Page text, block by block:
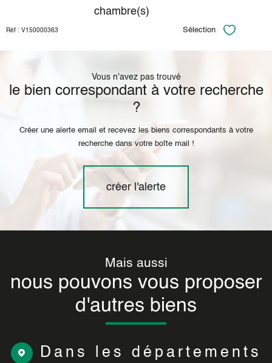
chambre(s)
Réf : V150000363 Sélection Sélectionner
Vous n'avez pas trouvé
le bien correspondant à votre recherche
?
Créer une alerte email et recevez les biens correspondants à votre
recherche dans votre boîte mail !
créer l'alerte
Mais aussi
nous pouvons vous proposer
d'autres biens
Dans les départements